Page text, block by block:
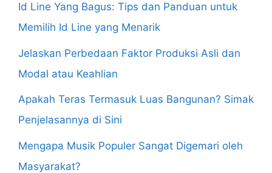
Id Line Yang Bagus: Tips dan Panduan untuk
Memilih Id Line yang Menarik
Jelaskan Perbedaan Faktor Produksi Asli dan
Modal atau Keahlian
Apakah Teras Termasuk Luas Bangunan? Simak
Penjelasannya di Sini
Mengapa Musik Populer Sangat Digemari oleh
Masyarakat?